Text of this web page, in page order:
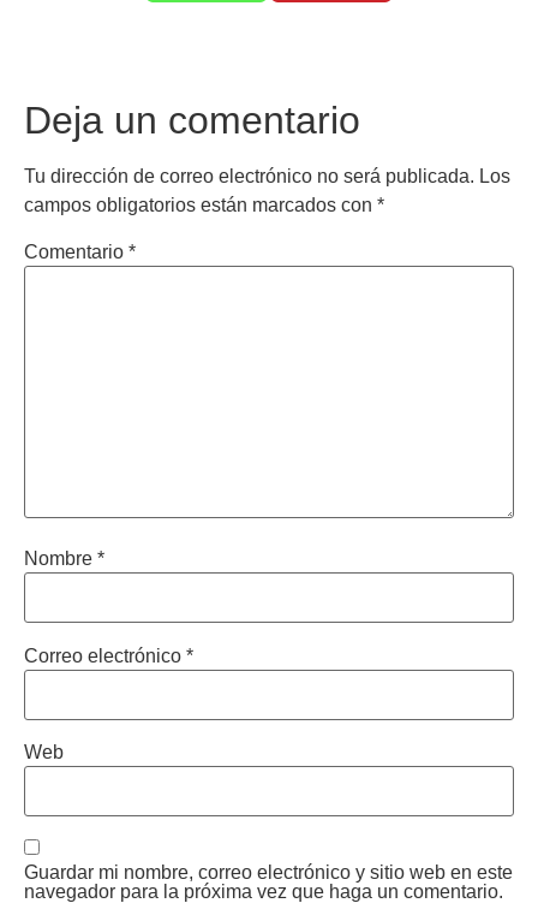
Deja un comentario
Tu dirección de correo electrónico no será publicada. Los
campos obligatorios están marcados con *
Comentario *
Nombre *
Correo electrónico *
Web
Guardar mi nombre, correo electrónico y sitio web en este
navegador para la próxima vez que haga un comentario.